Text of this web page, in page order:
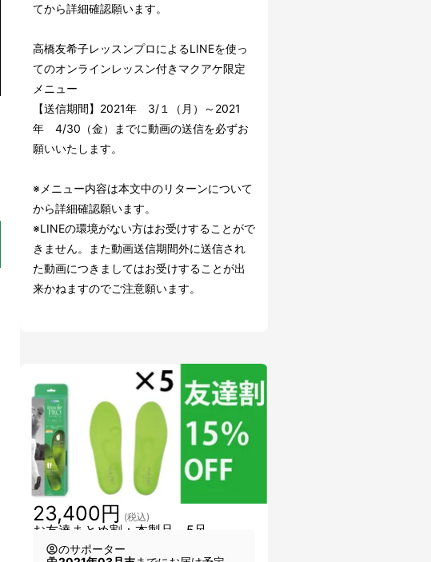
てから詳細確認願います。
高橋友希子レッスンプロによるLINEを使っ
てのオンラインレッスン付きマクアケ限定
メニュー
【送信期間】2021年 3/１（月）～2021
年 4/30（金）までに動画の送信を必ずお
願いいたします。
※メニュー内容は本文中のリターンについて
から詳細確認願います。
※LINEの環境がない方はお受けすることがで
きません。また動画送信期間外に送信され
た動画につきましてはお受けすることが出
来かねますのでご注意願います。
お友達まとめ割：本製品 5足
23,400円 (税込)
のサポーター